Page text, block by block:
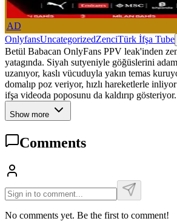
AD
OnlyfansUncategorizedZenciTürk İfşa Tube
Betül Babacan OnlyFans PPV leak'inden
yatagında. Siyah sutyeniyle göğüslerini
uzanıyor, kaslı vücuduyla yakın temas
domalıp poz veriyor, hızlı hareketlerle
ifşa videoda poposunu da kaldırıp gösteriyor.
Show more
Comments
No comments yet. Be the first to comment!